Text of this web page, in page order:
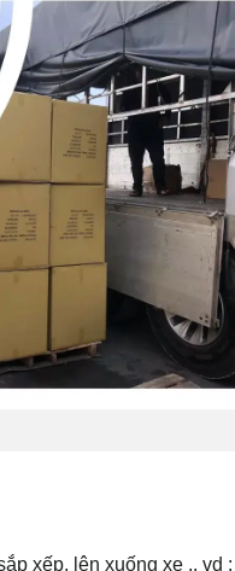
xếp, lên xuống xe .. vd